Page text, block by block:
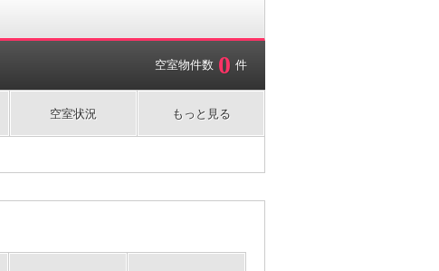
空室物件数 0 件
空室状況 もっと見る